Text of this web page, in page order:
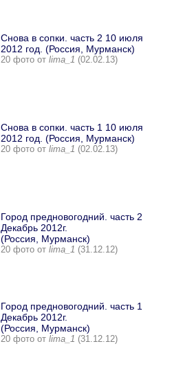
Снова в сопки. часть 2 10 июля
2012 год. (Россия, Мурманск)
20 фото от lima_1 (02.02.13)
Снова в сопки. часть 1 10 июля
2012 год. (Россия, Мурманск)
20 фото от lima_1 (02.02.13)
Город предновогодний. часть 2
Декабрь 2012г.
(Россия, Мурманск)
20 фото от lima_1 (31.12.12)
Город предновогодний. часть 1
Декабрь 2012г.
(Россия, Мурманск)
20 фото от lima_1 (31.12.12)